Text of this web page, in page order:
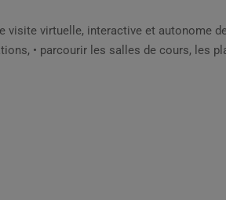
visite virtuelle, interactive et autonome
• parcourir les salles de cours, les